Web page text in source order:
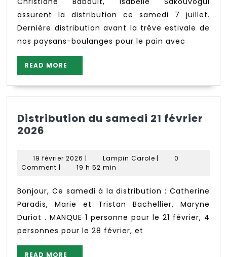
assurent la distribution ce samedi 7 juillet.
Dernière distribution avant la trêve estivale de
nos paysans-boulanges pour le pain avec
READ MORE
MORE
Distribution du samedi 21 février
2026
samedi
21
2026
19 février 2026 19
février
| Lampin CaroleLampin
|
0
Comment | 19 h 52 min
Bonjour, Ce samedi à la distribution : Catherine
Paradis, Marie et Tristan Bachellier, Maryne
Duriot . MANQUE 1 personne pour le 21 février, 4
personnes pour le 28 février, et
READ MORE